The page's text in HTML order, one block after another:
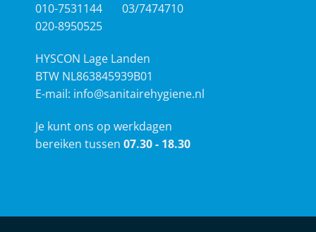
010-7531144
020-8950525
03/7474710
HYSCON Lage Landen
BTW NL863845939B01
E-mail: info@sanitairehygiene.nl
Je kunt ons op werkdagen
bereiken tussen 07.30 - 18.30